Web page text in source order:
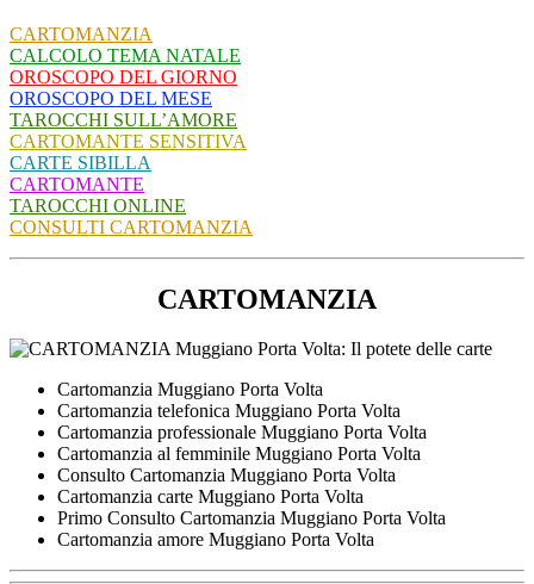
CARTOMANZIA
CALCOLO TEMA NATALE
OROSCOPO DEL GIORNO
OROSCOPO DEL MESE
TAROCCHI SULL’AMORE
CARTOMANTE SENSITIVA
CARTE SIBILLA
CARTOMANTE
TAROCCHI ONLINE
CONSULTI CARTOMANZIA
CARTOMANZIA
Cartomanzia Muggiano Porta Volta
Cartomanzia telefonica Muggiano Porta Volta
Cartomanzia professionale Muggiano Porta Volta
Cartomanzia al femminile Muggiano Porta Volta
Consulto Cartomanzia Muggiano Porta Volta
Cartomanzia carte Muggiano Porta Volta
Primo Consulto Cartomanzia Muggiano Porta Volta
Cartomanzia amore Muggiano Porta Volta